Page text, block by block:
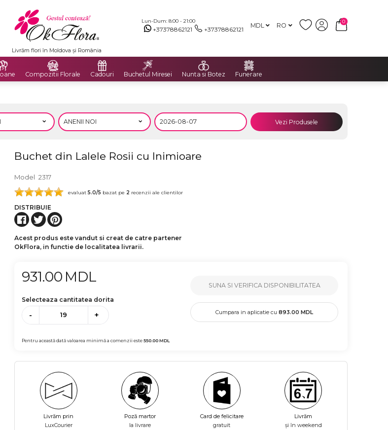
Lun-Dum: 8:00 - 21:00
+37378862121 +37378862121 MDL RO
0
Livrare Gratuită în Chișinău și București
Compozitii Florale Cadouri Buchetul Miresei Nunta si Botez Funerare
Vezi Produsele
Buchet din Lalele Rosii cu Inimioare
Model 2317
evaluat5.0/5 bazat pe 2 recenzii ale clientilor
DISTRIBUIE
Acest produs este vandut si creat de catre partener
OkFlora, in functie de localitatea livrarii.
931.00 MDL
Selecteaza cantitatea dorita
- +
Pentru această dată valoarea minimă a comenzii este550.00MDL
SUNA SI VERIFICA DISPONIBILITATEA
Cumpara in aplicatie cu893.00 MDL
Livrăm prin
LuxCourier
Poză martor
la livrare
Card de felicitare
gratuit
Livrăm
și în weekend